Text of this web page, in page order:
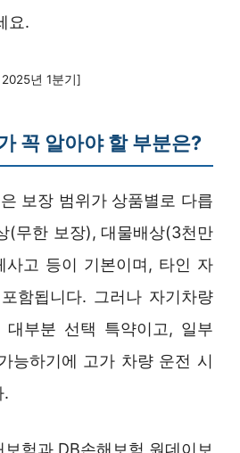
요.
년 1분기]
꼭 알아야 할 부분은?
보장 범위가 상품별로 다릅
(무한 보장), 대물배상(3천만
사고 등이 기본이며, 타인 자
함됩니다. 그러나 자기차량
대부분 선택 특약이고, 일부
능하기에 고가 차량 운전 시
.
험과 DB손해보험 원데이보